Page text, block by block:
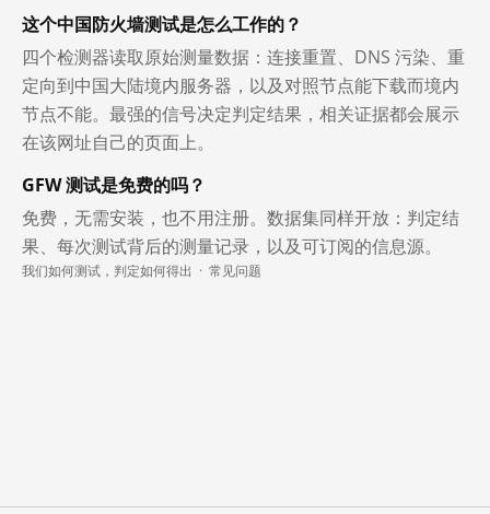
这个中国防火墙测试是怎么工作的？
四个检测器读取原始测量数据：连接重置、DNS 污染、重
定向到中国大陆境内服务器，以及对照节点能下载而境内
节点不能。最强的信号决定判定结果，相关证据都会展示
在该网址自己的页面上。
GFW 测试是免费的吗？
免费，无需安装，也不用注册。数据集同样开放：判定结
果、每次测试背后的测量记录，以及可订阅的信息源。
我们如何测试，判定如何得出 · 常见问题